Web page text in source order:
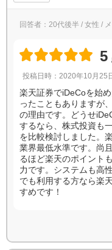
回答者：20代後半 / 女性 /
5
投稿日時：2020年10月25
楽天証券でiDeCoを始
ったこともありますが
の理由です。どうせ
するなら、株式投資も
を比較検討しました。
業界最低水準です。尚
るほど楽天のポイント
力です。システムも高
でも利用する方なら楽
すめです！